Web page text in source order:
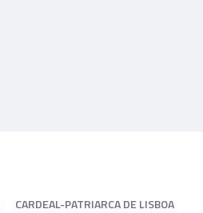
CARDEAL-PATRIARCA DE LISBOA